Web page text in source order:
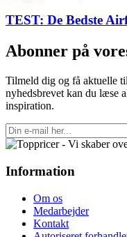
TEST: De Bedste
Abonner på
Tilmeld dig og få aktuelle
nyhedsbrevet kan du læse
inspiration.
Information
Om os
Medarbejder
Kontakt